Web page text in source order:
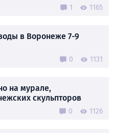
1 1165
в Воронеже 7-9
0 1131
на мурале,
скульпторов
0 1126